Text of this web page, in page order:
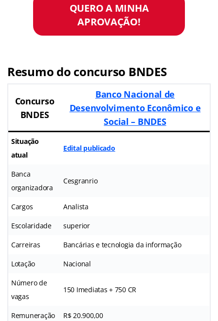
QUERO A MINHA
APROVAÇÃO!
Resumo do concurso BNDES
Concurso
BNDES
Banco Nacional de
Desenvolvimento Econômico e
Social – BNDES
Situação
atual
Edital publicado
Banca
organizadora
Cesgranrio
Cargos Analista
Escolaridade superior
Carreiras Bancárias e tecnologia da informação
Lotação Nacional
Número de
vagas
150 Imediatas + 750 CR
Remuneração R$ 20.900,00